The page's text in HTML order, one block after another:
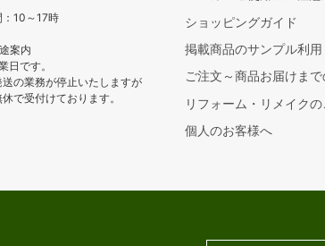
10～17時
案内
日です。
の業務が停止いたしますが
で受付けております。
ショッピングガイド
掲載商品のサンプル利用
ご注文～商品お届けま
リフォーム・リメイク
個人のお客様へ